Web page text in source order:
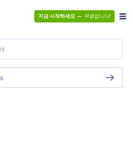
지금 시작하세요 — 무료입니다!